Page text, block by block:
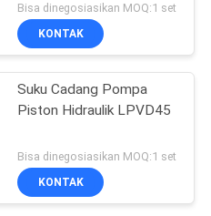
Bisa dinegosiasikan MOQ:1 set
KONTAK
Suku Cadang Pompa
Piston Hidraulik LPVD45
Bisa dinegosiasikan MOQ:1 set
KONTAK